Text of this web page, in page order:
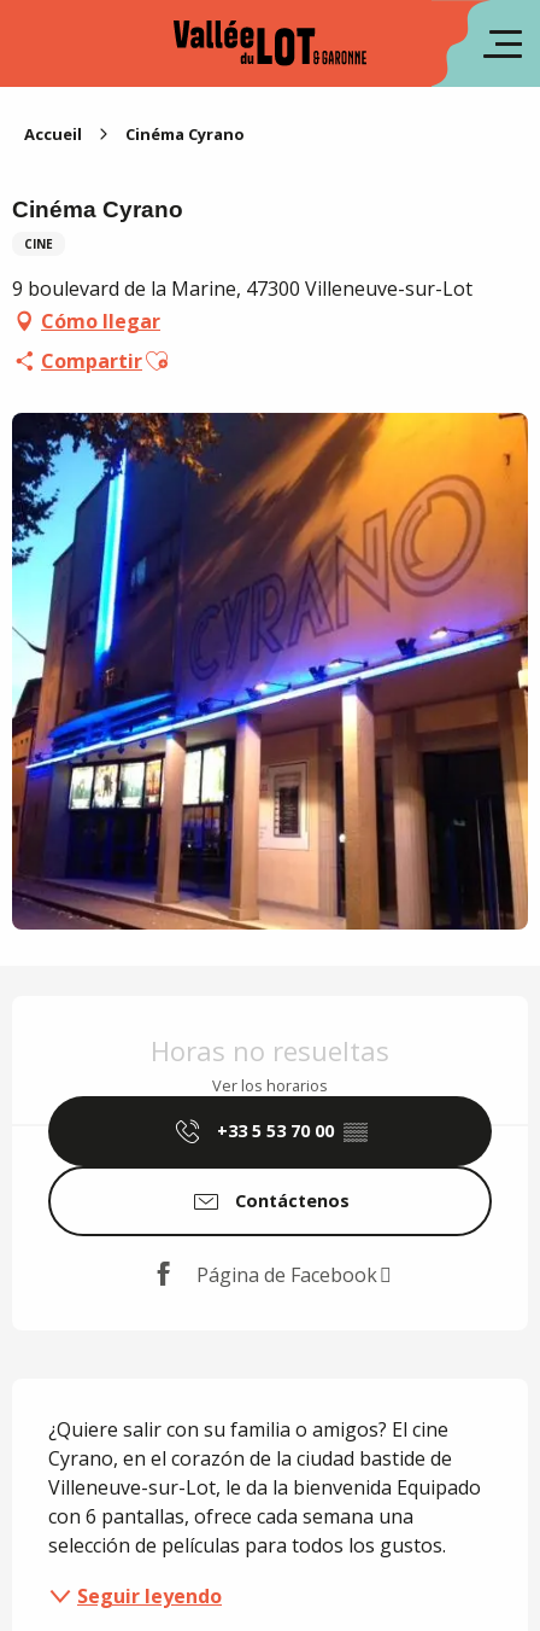
Accueil Cinéma Cyrano
Cinéma Cyrano
CINE
9 boulevard de la Marine, 47300 Villeneuve-sur-Lot
Cómo llegar
CompartirAjouter aux favoris
Horas no resueltas
Ver los horarios
+33 5 53 70 00 ▒▒
Contáctenos
Página de Facebook
¿Quiere salir con su familia o amigos? El cine
Cyrano, en el corazón de la ciudad bastide de
Villeneuve-sur-Lot, le da la bienvenida Equipado
con 6 pantallas, ofrece cada semana una
selección de películas para todos los gustos.
Seguir leyendo